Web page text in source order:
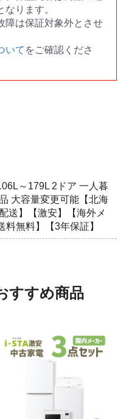
ります。
障は保証対象外とさせ
いて をご確認くださ
～179L 2ドア 一人暮
大容量変更可能【北海
送】【激安】【海外メ
料無料】【3年保証】
すすめ商品